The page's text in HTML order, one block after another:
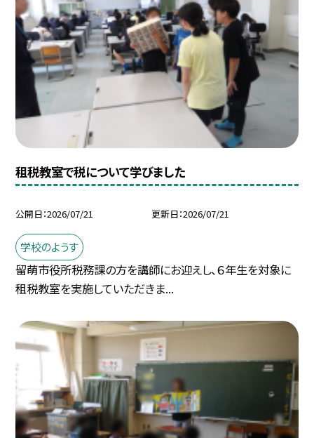
租税教室で税について学びました
公開日 2026/07/21 更新日 2026/07/21
学校のようす
留萌市役所税務課の方を講師にお迎えし、６年生を対象に
租税教室を実施していただきま...